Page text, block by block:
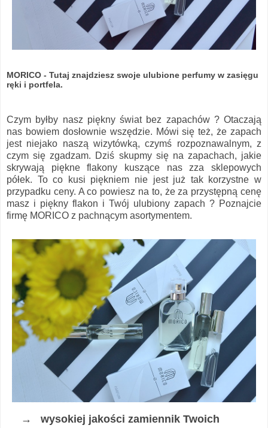
MORICO - Tutaj znajdziesz swoje ulubione perfumy w zasięgu
ręki i portfela.
Czym byłby nasz piękny świat bez zapachów ? Otaczają
nas bowiem dosłownie wszędzie. Mówi się też, że zapach
jest niejako naszą wizytówką, czymś rozpoznawalnym, z
czym się zgadzam. Dziś skupmy się na zapachach, jakie
skrywają piękne flakony kuszące nas zza sklepowych
półek. To co kusi piękniem nie jest już tak korzystne w
przypadku ceny. A co powiesz na to, że za przystępną cenę
masz i piękny flakon i Twój ulubiony zapach ? Poznajcie
firmę MORICO z pachnącym asortymentem.
→ wysokiej jakości zamiennik Twoich